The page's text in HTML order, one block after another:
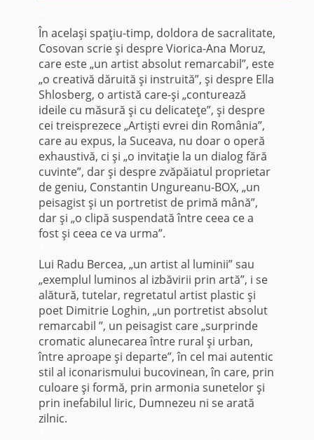
În acelaşi spaţiu-timp, doldora de sacralitate,
Cosovan scrie şi despre Viorica-Ana Moruz,
care este „un artist absolut remarcabil”, este
„o creativă dăruită şi instruită”, şi despre Ella
Shlosberg, o artistă care-şi „conturează
ideile cu măsură şi cu delicateţe”, şi despre
cei treisprezece „Artişti evrei din România”,
care au expus, la Suceava, nu doar o operă
exhaustivă, ci şi „o invitaţie la un dialog fără
cuvinte”, dar şi despre zvăpăiatul proprietar
de geniu, Constantin Ungureanu-BOX, „un
peisagist şi un portretist de primă mână”,
dar şi „o clipă suspendată între ceea ce a
fost şi ceea ce va urma”.
Lui Radu Bercea, „un artist al luminii” sau
„exemplul luminos al izbăvirii prin artă”, i se
alătură, tutelar, regretatul artist plastic şi
poet Dimitrie Loghin, „un portretist absolut
remarcabil ”, un peisagist care „surprinde
cromatic alunecarea între rural şi urban,
între aproape şi departe”, în cel mai autentic
stil al iconarismului bucovinean, în care, prin
culoare şi formă, prin armonia sunetelor şi
prin inefabilul liric, Dumnezeu ni se arată
zilnic.